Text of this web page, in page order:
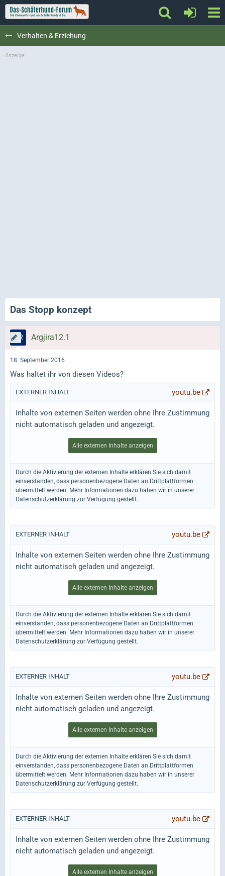
Verhalten & Erziehung
Das Stopp konzept
Argjira12.1
18. September 2016
Was haltet ihr von diesen Videos?
EXTERNER INHALT youtu.be
Inhalte von externen Seiten werden ohne Ihre Zustimmung
nicht automatisch geladen und angezeigt.
Alle externen Inhalte anzeigen
Durch die Aktivierung der externen Inhalte erklären Sie sich damit
einverstanden, dass personenbezogene Daten an Drittplattformen
übermittelt werden. Mehr Informationen dazu haben wir in unserer
Datenschutzerklärung zur Verfügung gestellt.
EXTERNER INHALT youtu.be
Inhalte von externen Seiten werden ohne Ihre Zustimmung
nicht automatisch geladen und angezeigt.
Alle externen Inhalte anzeigen
Durch die Aktivierung der externen Inhalte erklären Sie sich damit
einverstanden, dass personenbezogene Daten an Drittplattformen
übermittelt werden. Mehr Informationen dazu haben wir in unserer
Datenschutzerklärung zur Verfügung gestellt.
EXTERNER INHALT youtu.be
Inhalte von externen Seiten werden ohne Ihre Zustimmung
nicht automatisch geladen und angezeigt.
Alle externen Inhalte anzeigen
Durch die Aktivierung der externen Inhalte erklären Sie sich damit
einverstanden, dass personenbezogene Daten an Drittplattformen
übermittelt werden. Mehr Informationen dazu haben wir in unserer
Datenschutzerklärung zur Verfügung gestellt.
EXTERNER INHALT youtu.be
Inhalte von externen Seiten werden ohne Ihre Zustimmung
nicht automatisch geladen und angezeigt.
Alle externen Inhalte anzeigen